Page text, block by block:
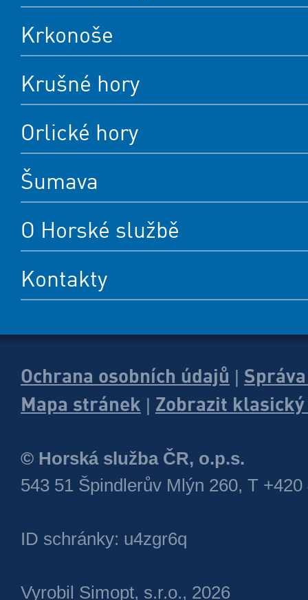
Krkonoše
Krušné hory
Orlické hory
Šumava
O Horské službě
Kontakty
Ochrana osobních údajů
Mapa stránek
Zobrazit
© Horská služba ČR, o.p.s.
543 51 Špindlerův Mlýn 260, T +420
ID schránky: u4zgr6q
Vyrobil Simopt, s.r.o., 2026